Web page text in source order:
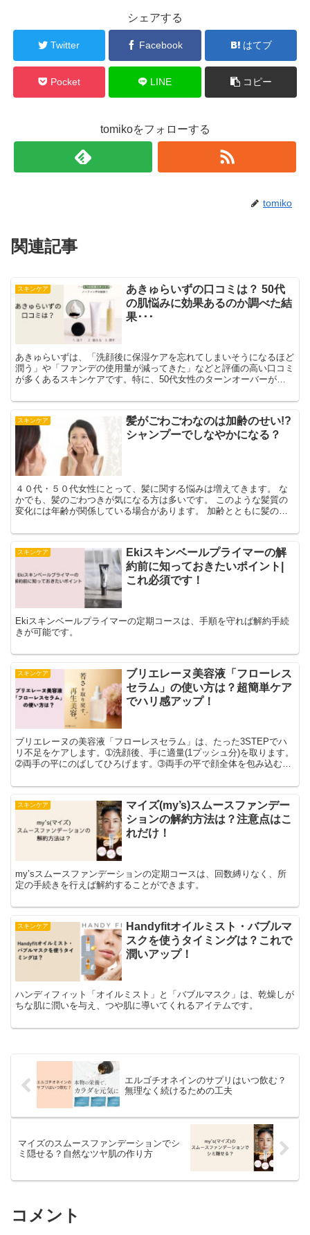
シェアする
Twitter Facebook はてブ
Pocket LINE コピー
tomikoをフォローする
tomiko
関連記事
スキンケア
あきゅらいずの口コミは？ 50代
の肌悩みに効果あるのか調べた結
果･･･
あきゅらいずは、「洗顔後に保湿ケアを忘れてしまいそうになるほど
潤う」や「ファンデの使用量が減ってきた」などと評価の高い口コミ
が多くあるスキンケアです。特に、50代女性のターンオーバーが遅
れると評判です。
スキンケア
髪がごわごわなのは加齢のせい!?
シャンプーでしなやかになる？
４０代・５０代女性にとって、髪に関する悩みは増えてきます。 な
かでも、髪のごわつきが気になる方は多いです。 このような髪質の
変化には年齢が関係している場合があります。 加齢とともに髪の毛
です。 ですが、日々のケアで髪のしなやかさを取り戻すことができ
スキンケア
Ekiスキンベールプライマーの解
約前に知っておきたいポイント|
これ必須です！
Ekiスキンベールプライマーの定期コースは、手順を守れば解約手続
きが可能です。
スキンケア
ブリエレーヌ美容液「フローレス
セラム」の使い方は？超簡単ケア
でハリ感アップ！
ブリエレーヌの美容液「フローレスセラム」は、たった3STEPでハ
リ不足をケアします。➀洗顔後、手に適量(1プッシュ分)を取ります。
➁両手の平にのばしてひろげます。➂両手の平で顔全体を包み込むよ
ます。
スキンケア
マイズ(my’s)スムースファンデー
ションの解約方法は？注意点はこ
れだけ！
my’sスムースファンデーションの定期コースは、回数縛りなく、所
定の手続きを行えば解約することができます。
スキンケア
Handyfitオイルミスト・バブルマ
スクを使うタイミングは？これで
潤いアップ！
ハンディフィット「オイルミスト」と「バブルマスク」は、乾燥しが
ちな肌に潤いを与え、つや肌に導いてくれるアイテムです。
エルゴチオネインのサプリはいつ飲む？
無理なく続けるための工夫
マイズのスムースファンデーションでシ
ミ隠せる？自然なツヤ肌の作り方
コメント